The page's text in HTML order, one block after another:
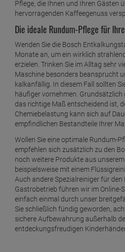
Pflege, die Ihnen und Ihren Gästen
hervorragenden Kaffeegenuss
Die ideale Rundum-Pflege für
Wenden Sie die Bosch
Monate an, um ein wirklich
erzielen. Trinken Sie im Alltag sehr
Maschine besonders beansprucht
kalkanfällig. In diesem Fall sollten
häufiger vornehmen. Grundsätzlich
das richtige Maß entscheidend ist,
Chemiebelastung kann sich auf
empfindlichen Bestandteile Ihrer
Wollen Sie eine optimale Rundum-
empfehlen sich zusätzlich zu den
noch weitere Produkte aus
beispielsweise mit einem
Auch andere Spezialreiniger für
Gastrobetrieb führen wir im Online-
einfach einmal durch unser
Sie schließlich fündig geworden,
sichere Aufbewahrung außerhalb
entdeckungsfreudigen